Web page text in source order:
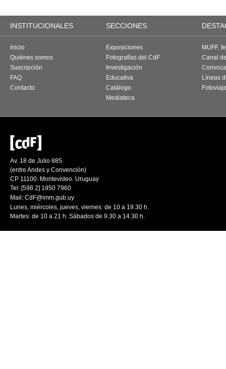
INSTITUCIONALES SECCIONES
Inicio
Quiénes somos
Suscripción
FAQ
Contacto
Exposiciones
Fotografías del CdF
Investigación
Educativa
Catálogo
Mediateca
MUFF,
Canal
Líneas
Av. 18 de Julio 885
(entre Andes y Convención)
CP 11100. Montevideo. Uruguay
Tel: [598 2] 1950 7960
Mail: CdF@imm.gub.uy
Lunes, miércoles, jueves, viernes: de 10 a 19.30 h.
Martes: de 10 a 21 h. Sábados de 9.30 a 14.30 h.